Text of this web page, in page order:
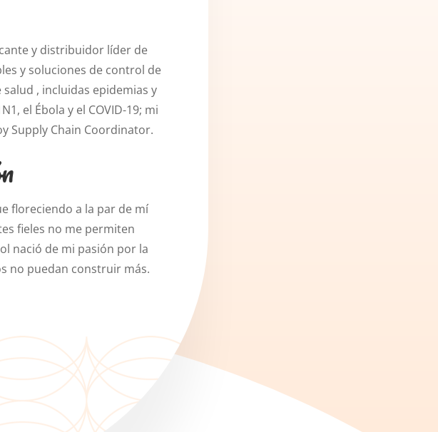
y distribuidor líder de
y soluciones de control de
salud , incluidas epidemias y
el Ébola y el COVID-19; mi
Supply Chain Coordinator.
floreciendo a la par de mí
fieles no me permiten
nació de mi pasión por la
no puedan construir más.